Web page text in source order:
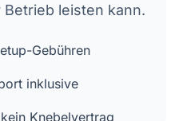
leisten kann.
Gebühren
inklusive
Knebelvertrag